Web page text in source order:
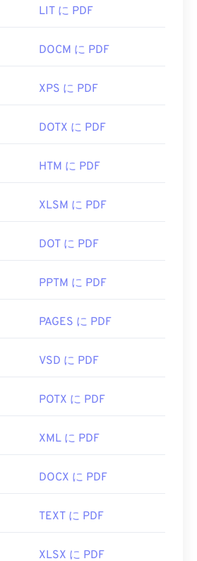
LIT に PDF
DOCM に PDF
XPS に PDF
DOTX に PDF
HTM に PDF
XLSM に PDF
DOT に PDF
PPTM に PDF
PAGES に PDF
VSD に PDF
POTX に PDF
XML に PDF
DOCX に PDF
TEXT に PDF
XLSX に PDF